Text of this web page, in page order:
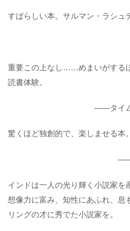
すばらしい本。サルマン・ラシュ
重要この上なし……めまいがする
読書体験。
――タイム
驚くほど独創的で、楽しませる本。
――
インドは一人の光り輝く小説家
想像力に富み、知性にあふれ、息
リングの才に秀でた小説家を。